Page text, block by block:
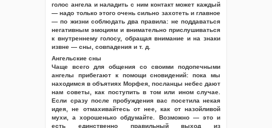
голос ангела и наладить с ним контакт может каждый
— надо только этого очень сильно захотеть и главное
— по жизни соблюдать два правила: не поддаваться
негативным эмоциям и внимательно прислушиваться
к внутреннему голосу, обращая внимание и на знаки
извне — сны, совпадения и т. д.
Ангельские сны
Чаще всего для общения со своими подопечными
ангелы прибегают к помощи сновидений: пока мы
находимся в объятиях Морфея, посланцы небес дают
нам советы, как поступить в том или ином случае.
Если сразу после пробуждения вас посетила некая
идея, не отмахивайтесь от нее, как от назойливой
мухи, а хорошенько обдумайте. Возможно — это и
есть единственно правильный выход из